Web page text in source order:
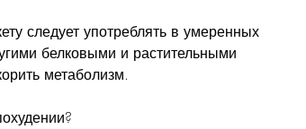
следует употреблять в умеренных
белковыми и растительными
метаболизм.